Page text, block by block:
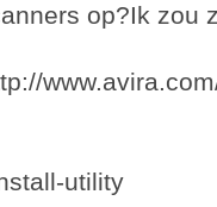
op?Ik zou
utility